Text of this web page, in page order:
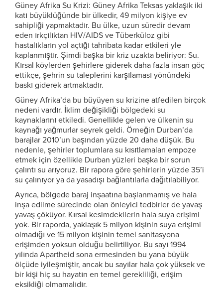
Güney Afrika Su Krizi: Güney Afrika Teksas yaklaşık iki
katı büyüklüğünde bir ülkedir, 49 milyon kişiye ev
sahipliği yapmaktadır. Bu ülke, uzun süredir devam
eden ırkçılıktan HIV/AIDS ve Tüberküloz gibi
hastalıkların yol açtığı tahribata kadar etkileri yle
kaplanmıştır. Şimdi başka bir kriz uzakta beliriyor: Su.
Kırsal köylerden şehirlere giderek daha fazla insan göç
ettikçe, şehrin su taleplerini karşılaması yönündeki
baskı giderek artmaktadır.
Güney Afrika’da bu büyüyen su krizine atfedilen birçok
nedeni vardır. İklim değişikliği bölgedeki su
kaynaklarını etkiledi. Genellikle gelen ve ülkenin su
kaynağı yağmurlar seyrek geldi. Örneğin Durban’da
barajlar 2010’un başından yüzde 20 daha düşük. Bu
nedenle, şehirler toplumlara su kısıtlamaları empoze
etmek için özellikle Durban yüzleri başka bir sorun
çalıntı su arıyoruz. Bir rapora göre şehirlerin yüzde 35’i
su çalınıyor ya da yasadışı bağlantılarla dağıtılabiliyor.
Ayrıca, bölgede baraj inşaatına başlanmamış ve hala
inşa edilme sürecinde olan önleyici tedbirler de yavaş
yavaş çöküyor. Kırsal kesimdekilerin hala suya erişimi
yok. Bir raporda, yaklaşık 5 milyon kişinin suya erişimi
olmadığı ve 15 milyon kişinin temel sanitasyona
erişimden yoksun olduğu belirtiliyor. Bu sayı 1994
yılında Apartheid sona ermesinden bu yana büyük
ölçüde iyileşmiştir, ancak bu sayılar hala çok yüksek ve
bir kişi hiç su hayatın en temel gerekliliği, erişim
eksikliği olmamalıdır.